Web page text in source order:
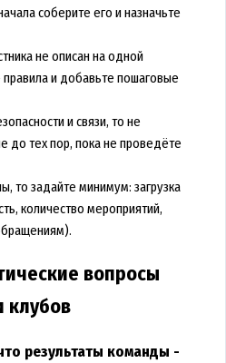
соберите его и назначьте
не описан на одной
правила и добавьте пошаговые
и связи, то не
до тех пор, пока не проведёте
то задайте минимум: загрузка
количество мероприятий,
вопросы
клубов
результаты команды -